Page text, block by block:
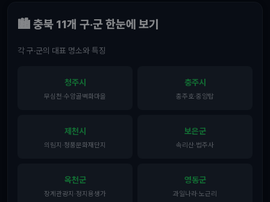
🏙️ 충북 11개 구·군 한눈에 보기
각 구·군의 대표 명소와 특징
청주시
무심천·수암골벽화마을
충주시
충주호·중앙탑
제천시
의림지·청풍문화재단지
보은군
속리산·법주사
옥천군
장계관광지·정지용생가
영동군
과일나라·노근리